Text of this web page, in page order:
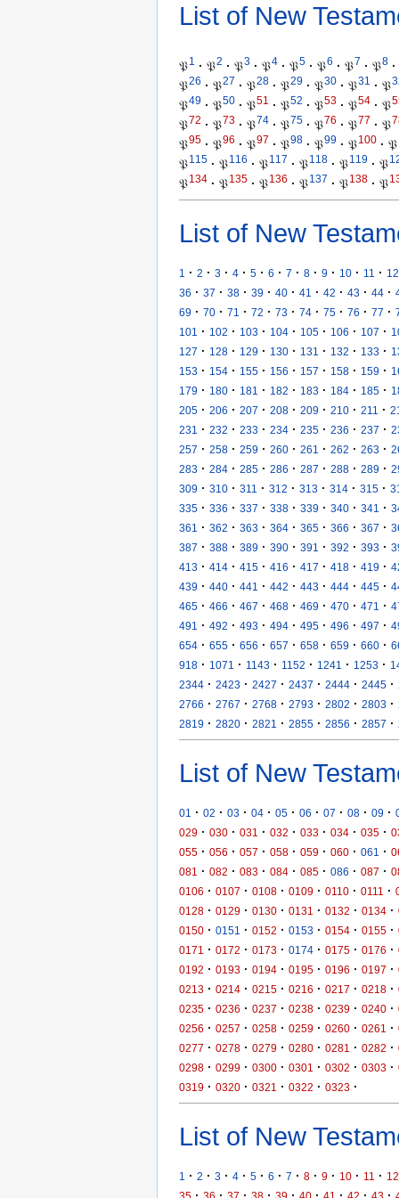
List of New
𝔓1 · 𝔓2 · 𝔓3 · 𝔓4 · 𝔓5 · 𝔓6 · 𝔓7 · 𝔓8 ·
𝔓26 · 𝔓27 · 𝔓28 · 𝔓29 · 𝔓30 · 𝔓31 · 𝔓
𝔓49 · 𝔓50 · 𝔓51 · 𝔓52 · 𝔓53 · 𝔓54 · 𝔓
𝔓72 · 𝔓73 · 𝔓74 · 𝔓75 · 𝔓76 · 𝔓77 · 𝔓
𝔓95 · 𝔓96 · 𝔓97 · 𝔓98 · 𝔓99 · 𝔓100 · 𝔓
𝔓115 · 𝔓116 · 𝔓117 · 𝔓118 · 𝔓119 · 𝔓
𝔓134 · 𝔓135 · 𝔓136 · 𝔓137 · 𝔓138 · 𝔓
List of New
1 · 2 · 3 · 4 · 5 · 6 · 7 · 8 · 9 · 10 · 11 · 12
36 · 37 · 38 · 39 · 40 · 41 · 42 · 43 · 44 ·
69 · 70 · 71 · 72 · 73 · 74 · 75 · 76 · 77 ·
101
· 102 · 103 · 104 · 105 · 106 · 107 ·
127 · 128 · 129 · 130 · 131 · 132 · 133 ·
153 · 154 · 155 · 156 · 157 · 158 · 159 ·
179 · 180 · 181 · 182 · 183 · 184 · 185 ·
205 · 206 · 207 · 208 · 209 · 210 · 211 ·
231
· 232 · 233 · 234 · 235 · 236 · 237 ·
257 · 258 · 259 · 260 · 261 · 262 · 263 ·
283 · 284 · 285 · 286 · 287 · 288 · 289 ·
309 · 310 · 311 · 312 · 313 · 314 · 315 ·
335 · 336 · 337 · 338 · 339 · 340 · 341 ·
361
· 362 · 363 · 364 · 365 · 366 · 367 ·
387 · 388 · 389 · 390 · 391 · 392 · 393 ·
413 · 414 · 415 · 416 · 417 · 418 · 419 ·
439 · 440 · 441 · 442 · 443 · 444 · 445 ·
465 · 466 · 467 · 468 · 469 · 470 · 471 ·
491
· 492 · 493 · 494 · 495 · 496 · 497 ·
654 · 655 · 656 · 657 · 658 · 659 · 660 ·
918 · 1071 · 1143 · 1152 · 1241 · 1253 ·
2344 · 2423 · 2427 · 2437 · 2444 · 2445 ·
2766 · 2767 · 2768 · 2793 · 2802 · 2803 ·
2819 · 2820 · 2821 · 2855 · 2856 · 2857 ·
List of New
01 · 02 · 03 · 04 · 05 · 06 · 07 · 08 · 09 ·
029 · 030 · 031 · 032 · 033 · 034 · 035 ·
055 · 056 · 057 · 058 · 059 · 060 · 061 ·
081
· 082 · 083 · 084 · 085 · 086 · 087 ·
0106 · 0107 · 0108 · 0109 · 0110 · 0111 ·
0128 · 0129 · 0130 · 0131 · 0132 · 0134 ·
0150 · 0151 · 0152 · 0153 · 0154 · 0155 ·
0171
· 0172 · 0173 · 0174 · 0175 · 0176 ·
0192 · 0193 · 0194 · 0195 · 0196 · 0197 ·
0213 · 0214 · 0215 · 0216 · 0217 · 0218 ·
0235 · 0236 · 0237 · 0238 · 0239 · 0240 ·
0256 · 0257 · 0258 · 0259 · 0260 · 0261 ·
0277 · 0278 · 0279 · 0280 · 0281 · 0282 ·
0298 · 0299 · 0300 · 0301 · 0302 · 0303 ·
0319 · 0320 · 0321 · 0322 · 0323 ·
List of New
1 · 2 · 3 · 4 · 5 · 6 · 7 · 8 · 9 · 10 · 11 · 12